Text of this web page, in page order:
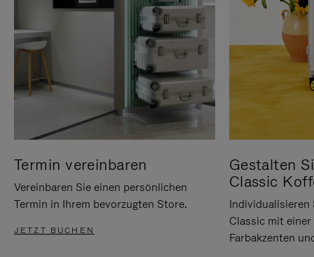
Termin vereinbaren
Vereinbaren Sie einen persönlichen
Termin in Ihrem bevorzugten Store.
JETZT BUCHEN
Gestalten
Classic
Individualisieren
Classic mit
Farbakzenten